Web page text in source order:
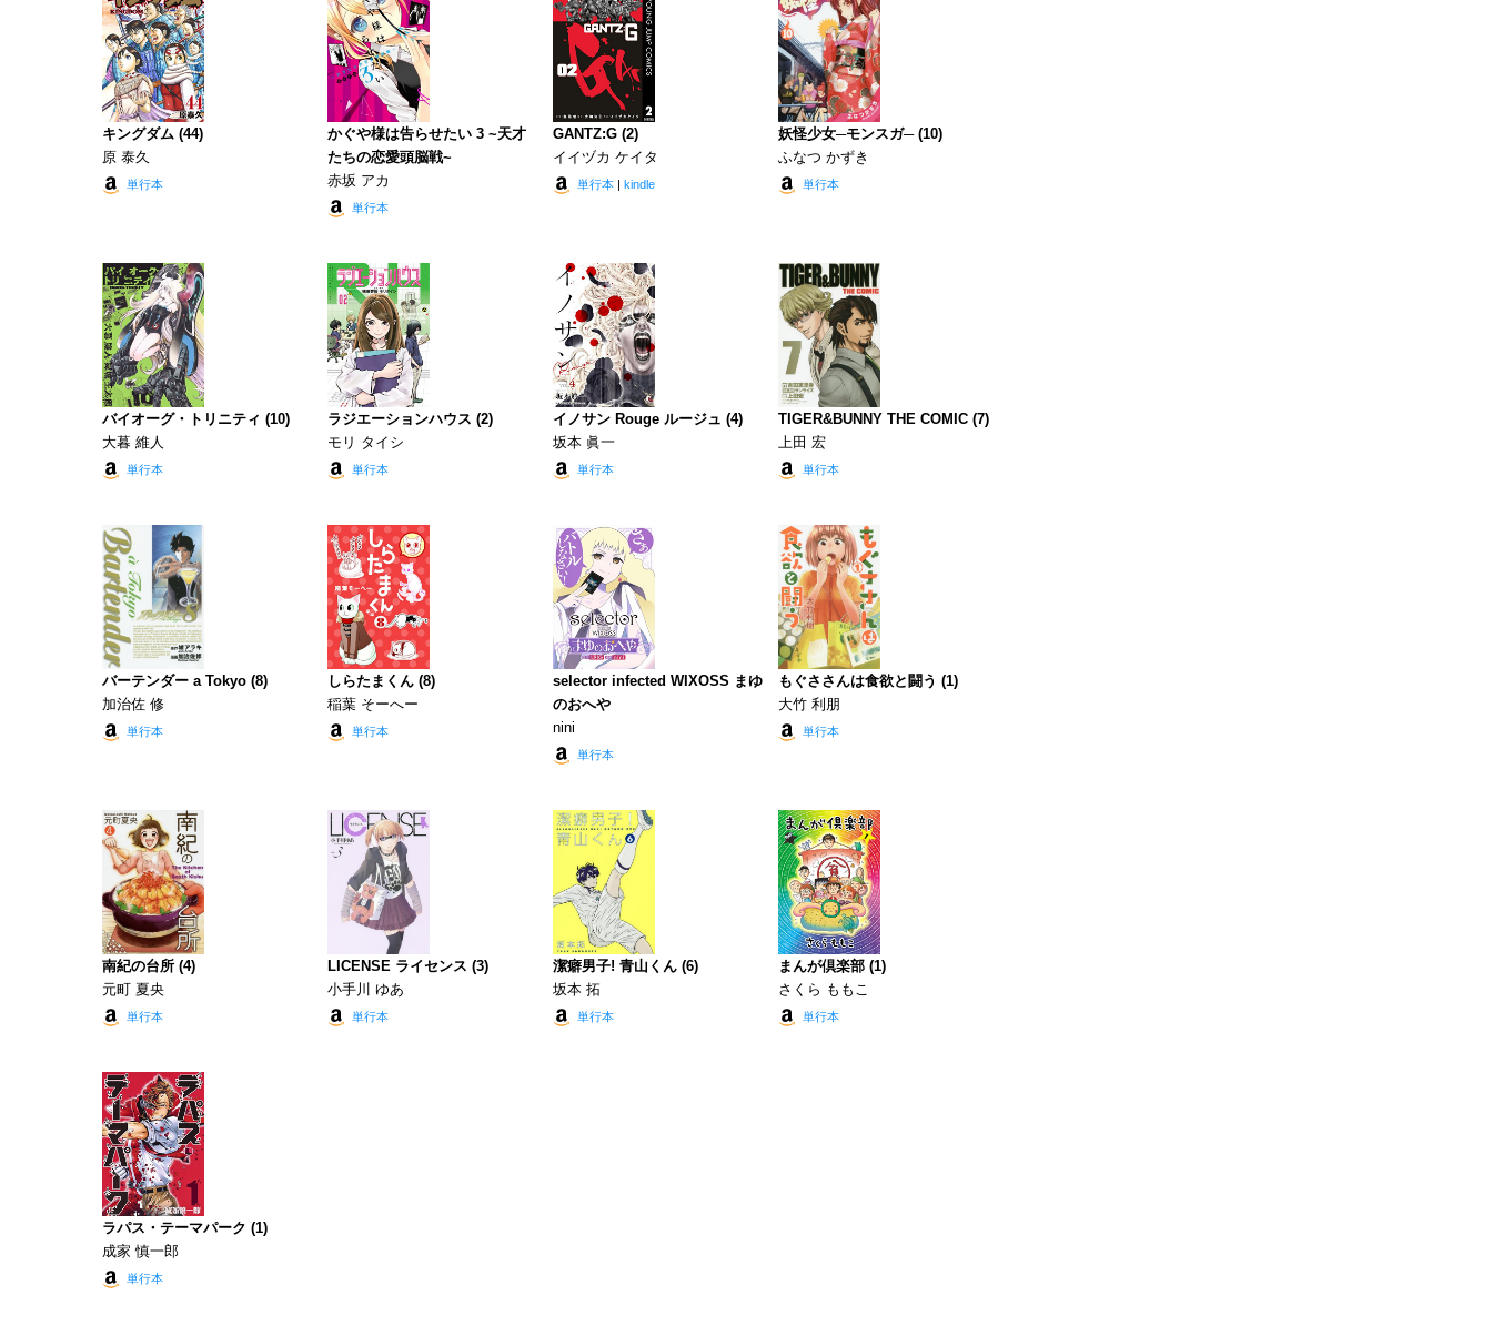
キングダム (44)
原 泰久
単行本
かぐや様は告らせたい 3 ~天才
たちの恋愛頭脳戦~
赤坂 アカ
単行本
GANTZ:G (2)
イイヅカ ケイタ
単行本 kindle
妖怪少女─モンスガ─ (10)
ふなつ かずき
単行本
バイオーグ・トリニティ (10)
大暮 維人
単行本
ラジエーションハウス (2)
モリ タイシ
単行本
イノサン Rouge ルージュ (4)
坂本 眞一
単行本
TIGER&BUNNY THE COMIC (7)
上田 宏
単行本
バーテンダー a Tokyo (8)
加治佐 修
単行本
しらたまくん (8)
稲葉 そーへー
単行本
selector infected WIXOSS まゆ
のおへや
nini
単行本
もぐささんは食欲と闘う (1)
大竹 利朋
単行本
南紀の台所 (4)
元町 夏央
単行本
LICENSE ライセンス (3)
小手川 ゆあ
単行本
潔癖男子! 青山くん (6)
坂本 拓
単行本
まんが倶楽部 (1)
さくら ももこ
単行本
ラパス・テーマパーク (1)
成家 慎一郎
単行本